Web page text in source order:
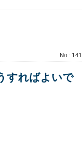
No : 141
すればよいで